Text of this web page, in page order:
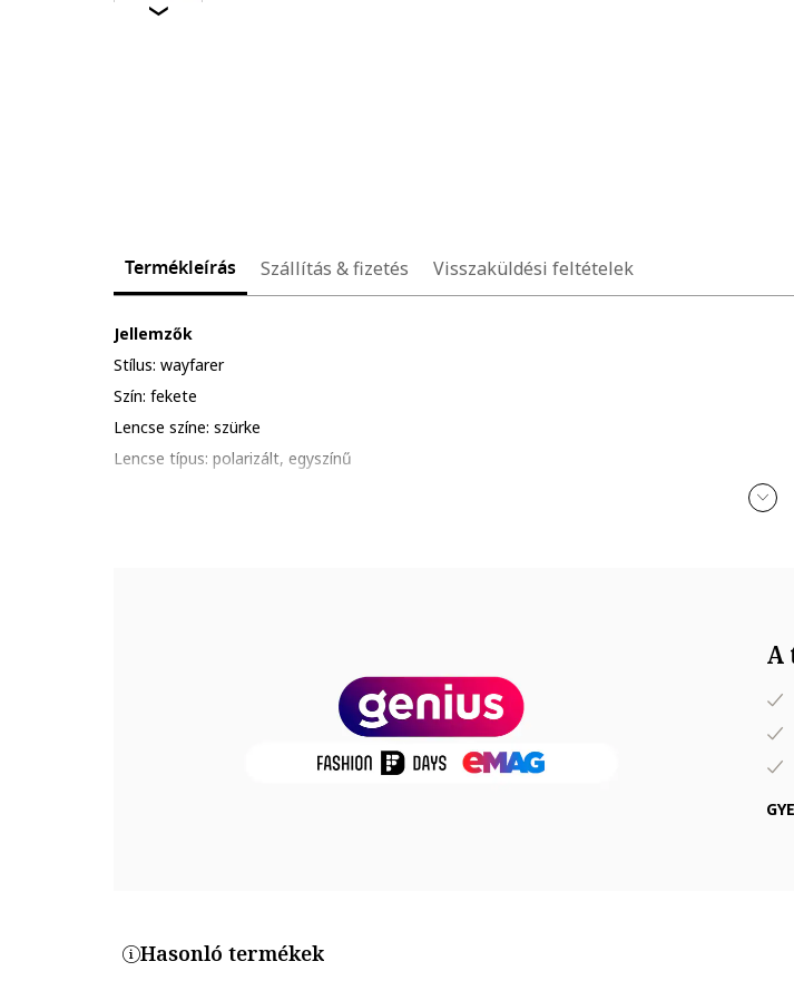
Termékleírás Szállítás & fizetés Visszaküldési feltételek
Jellemzők
Stílus: wayfarer
Szín: fekete
Lencse színe: szürke
Lencse típus: polarizált, egyszínű
A
Hasonló termékek